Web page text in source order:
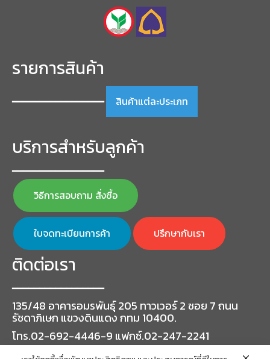
รายการสินค้า
━━━━━━━━━━━━━━━━━ สินค้าแต่ละประเภท
บริการสำหรับลูกค้า
━━━━━━━━━━━━━━━━━
วิธีการสอบถาม สั่งซื้อ
ใบจดทะเบียนการค้า ปรึกษากับเรา
ติดต่อเรา
━━━━━━━━━━━━━━━━━
135/48 อาคารอมรพันธุ์ 205 ทาวเวอร์ 2 ซอย 7 ถนน
รัชดาภิเษก แขวงดินแดง กทม 10400.
โทร.02-692-4446-9 แฟกซ์.02-247-2241